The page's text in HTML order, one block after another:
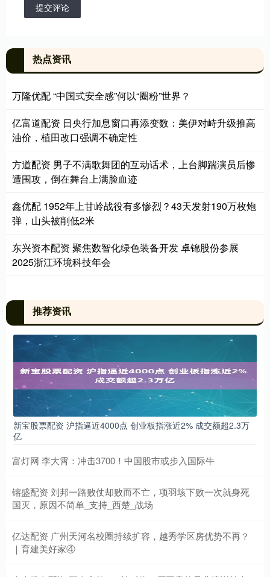
提交评论
热点资讯
万隆优配 “中国式安全感”何以“圈粉”世界？
亿富道配资 日央行加息窗口再添变数：美伊对峙升级推高
油价，植田改口强调不确定性
方道配资 男子不满歌舞团的互动话术，上台脚踹演员后惨
遭围攻，倒在舞台上满脸血迹
鑫优配 1952年上甘岭战役有多惨烈？43天发射190万枚炮
弹，山头被削低2米
东兴资本配资 聚焦数智化绿色装备开发 卓锦股份参展
2025浙江环境科技年会
推荐资讯
新宝股票配资 沪指逼近4000点 创业板指涨近2% 成交额超2.3万
亿
富灯网 李大霄：冲击3700！中国股市或步入国际牛
镕盛配资 刘邦一路败仗却败而不亡，项羽垓下败一次就身死
国灭，原因不简单_支持_西楚_战场
亿达配资 广州天河名校圈持续扩容，越秀学区房优势不再？
｜育建美好家④